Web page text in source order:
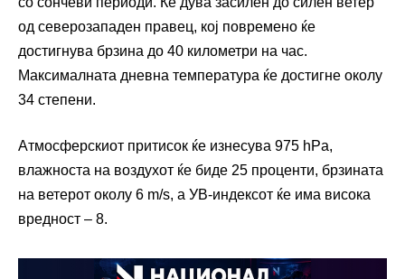
од северозападен правец, кој повремено ќе
достигнува брзина до 40 километри на час.
Максималната дневна температура ќе достигне околу
34 степени.
Атмосферскиот притисок ќе изнесува 975 hPa,
влажноста на воздухот ќе биде 25 проценти, брзината
на ветерот околу 6 m/s, а УВ-индексот ќе има висока
вредност – 8.